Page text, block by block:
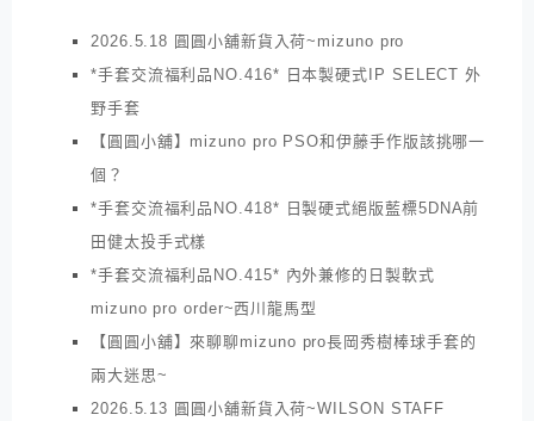
2026.5.18 圓圓小舖新貨入荷~mizuno pro
*手套交流福利品NO.416* 日本製硬式IP SELECT 外
野手套
【圓圓小舖】mizuno pro PSO和伊藤手作版該挑哪一
個？
*手套交流福利品NO.418* 日製硬式絕版藍標5DNA前
田健太投手式樣
*手套交流福利品NO.415* 內外兼修的日製軟式
mizuno pro order~西川龍馬型
【圓圓小舖】來聊聊mizuno pro長岡秀樹棒球手套的
兩大迷思~
2026.5.13 圓圓小舖新貨入荷~WILSON STAFF